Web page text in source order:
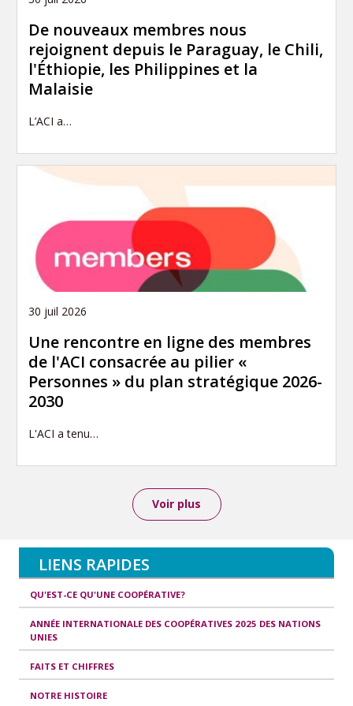
De nouveaux membres nous
rejoignent depuis le Paraguay, le Chili,
l'Éthiopie, les Philippines et la
Malaisie
L’ACI a…
30 juil 2026
Une rencontre en ligne des membres
de l'ACI consacrée au pilier «
Personnes » du plan stratégique 2026-
2030
L'ACI a tenu…
Voir plus
LIENS RAPIDES
QU'EST-CE QU'UNE COOPÉRATIVE?
ANNÉE INTERNATIONALE DES COOPÉRATIVES 2025 DES NATIONS
UNIES
FAITS ET CHIFFRES
NOTRE HISTOIRE